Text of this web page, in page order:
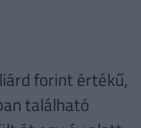
forint értékű,
található